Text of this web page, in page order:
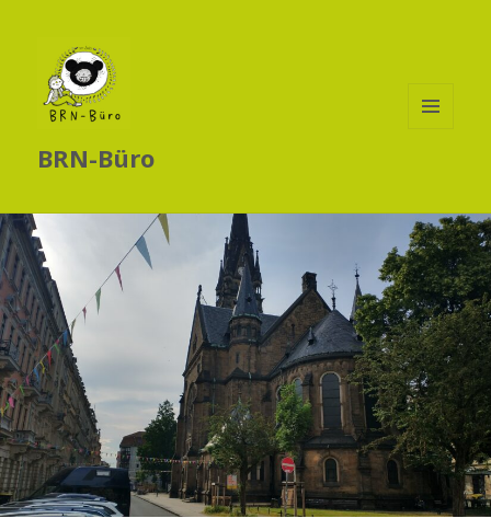
BRN-Büro